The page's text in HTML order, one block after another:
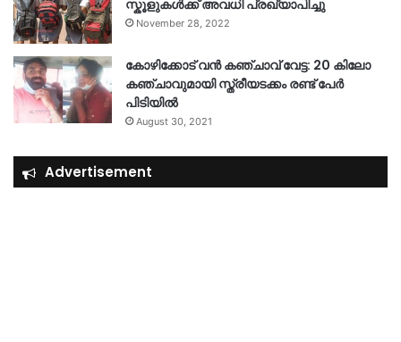
സ്കൂളുകൾക്ക് അവധി പ്രഖ്യാപിച്ചു
November 28, 2022
കോഴിക്കോട് വൻ കഞ്ചാവ് വേട്ട: 20 കിലോ
കഞ്ചാവുമായി സ്ത്രീയടക്കം രണ്ട് പേർ
പിടിയിൽ
August 30, 2021
Advertisement